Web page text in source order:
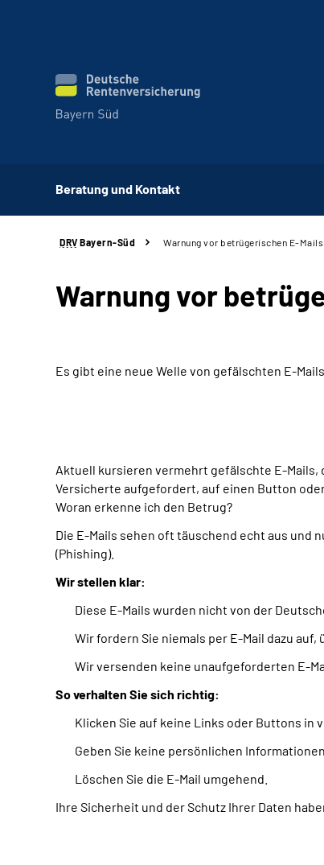
Beratung und Kontakt
DRV Bayern-Süd Warnung vor betrügerischen E-
Warnung vor
Es gibt eine neue Welle von gefälschten E-Mails.
Aktuell kursieren vermehrt gefälschte E-
Versicherte aufgefordert, auf einen Button
Woran erkenne ich den Betrug?
Die E-Mails sehen oft täuschend echt aus und
(Phishing).
Wir stellen klar:
Diese E-Mails wurden nicht von der
Wir fordern Sie niemals per E-Mail dazu
Wir versenden keine unaufgeforderten E-
So verhalten Sie sich richtig:
Klicken Sie auf keine Links oder Buttons in
Geben Sie keine persönlichen
Löschen Sie die E-Mail umgehend.
Ihre Sicherheit und der Schutz Ihrer Daten